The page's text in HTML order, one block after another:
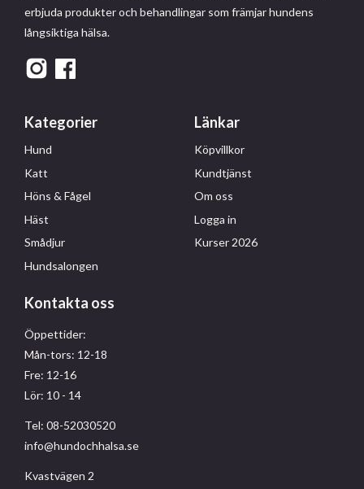
erbjuda produkter och behandlingar som främjar hundens
långsiktiga hälsa.
Kategorier
Hund
Katt
Höns & Fågel
Häst
Smådjur
Hundsalongen
Länkar
Köpvillkor
Kundtjänst
Om oss
Logga in
Kurser 2026
Kontakta oss
Öppettider:
Mån-tors: 12-18
Fre: 12-16
Lör: 10 - 14
Tel: 08-52030520
info@hundochhalsa.se
Kvastvägen 2